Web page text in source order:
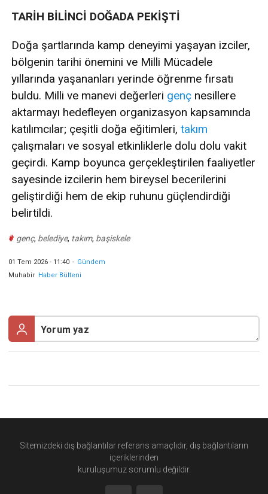
TARİH BİLİNCİ DOĞADA PEKİŞTİ
Doğa şartlarında kamp deneyimi yaşayan izciler,
bölgenin tarihi önemini ve Milli Mücadele
yıllarında yaşananları yerinde öğrenme fırsatı
buldu. Milli ve manevi değerleri genç nesillere
aktarmayı hedefleyen organizasyon kapsamında
katılımcılar; çeşitli doğa eğitimleri, takım
çalışmaları ve sosyal etkinliklerle dolu dolu vakit
geçirdi. Kamp boyunca gerçekleştirilen faaliyetler
sayesinde izcilerin hem bireysel becerilerini
geliştirdiği hem de ekip ruhunu güçlendirdiği
belirtildi.
# genç, belediye, takım, başiskele
01 Tem 2026 - 11:40 - Gündem
Muhabir
Haber Bülteni
Sitemizdeki dış bağlantılar referans amaçlıdır, dış bağlantıların
içeriklerinden
kuruluşumuz sorumlu değildir.